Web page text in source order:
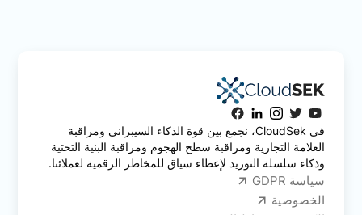
في CloudSek، نجمع بين قوة الذكاء السيبراني ومراقبة
العلامة التجارية ومراقبة سطح الهجوم ومراقبة البنية التحتية
وذكاء سلسلة التوريد لإعطاء سياق للمخاطر الرقمية لعملائنا.
سياسة GDPR
الخصوصية